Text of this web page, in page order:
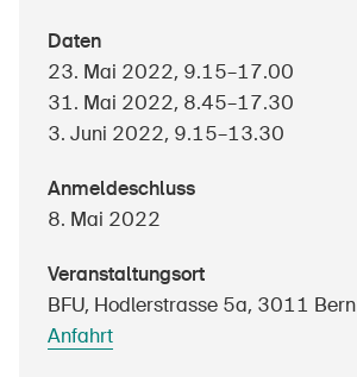
Sinus Plus
Kampagnen
Offene Stellen
Bestellen & herunterladen
Kurse & Veranstaltungen
Daten
23. Mai 2022, 9.15–17.00
31. Mai 2022, 8.45–17.30
3. Juni 2022, 9.15–13.30
Anmeldeschluss
8. Mai 2022
Veranstaltungsort
BFU, Hodlerstrasse 5a, 3011 Bern
Anfahrt